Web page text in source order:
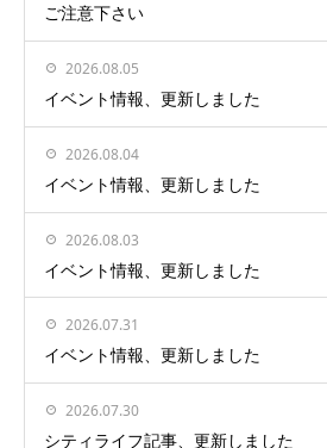
ご注意下さい
2026.08.05
イベント情報、更新しました
2026.08.04
イベント情報、更新しました
2026.08.03
イベント情報、更新しました
2026.07.31
イベント情報、更新しました
2026.07.30
シティライフ記事、更新しました